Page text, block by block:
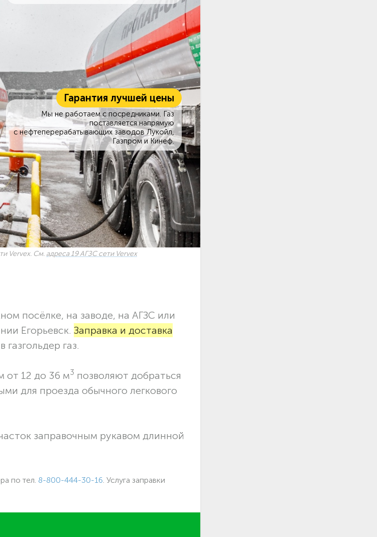
Гарантия лучшей цены
Мы не работаем с посредниками. Газ
поставляется напрямую
с нефтеперерабатывающих заводов Лукойл,
Газпром и Кинеф.
Vervex. См. адреса 19 АГЗС сети Vervex
посёлке, на заводе, на АГЗС или
Егорьевск. Заправка и доставка
газ.
от 12 до 36 м3 позволяют добраться
для проезда обычного легкового
заправочным рукавом длинной
по тел. 8-800-444-30-16 . Услуга заправки